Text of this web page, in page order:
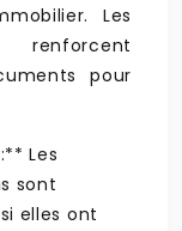
Les
renforcent
pour
Les
sont
elles ont